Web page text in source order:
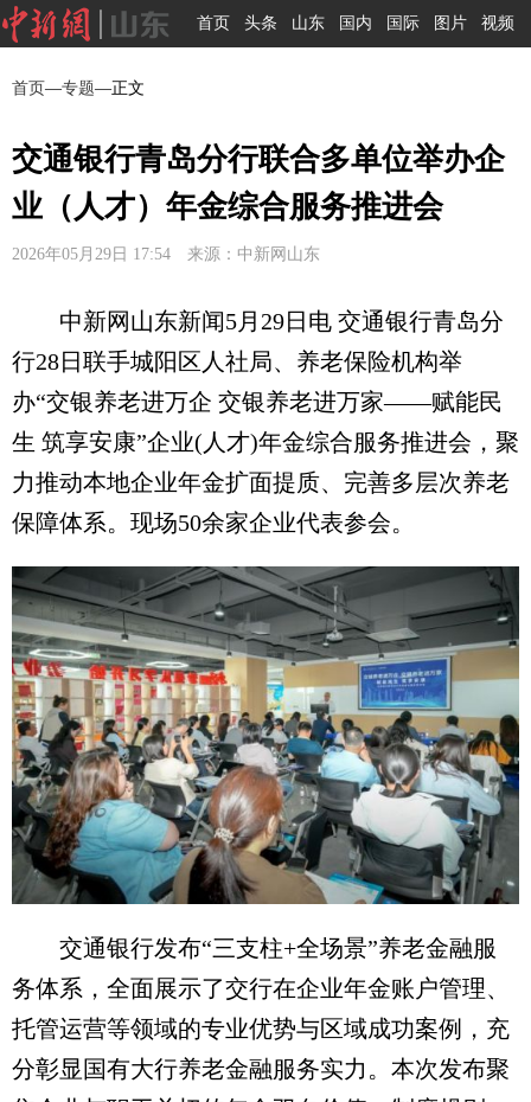
首页 头条 山东 国内 国际 图片 视频
首页—专题—正文
交通银行青岛分行联合多单位举办企
业（人才）年金综合服务推进会
2026年05月29日 17:54 来源：中新网山东
中新网山东新闻5月29日电 交通银行青岛分
行28日联手城阳区人社局、养老保险机构举
办“交银养老进万企 交银养老进万家——赋能民
生 筑享安康”企业(人才)年金综合服务推进会，聚
力推动本地企业年金扩面提质、完善多层次养老
保障体系。现场50余家企业代表参会。
交通银行发布“三支柱+全场景”养老金融服
务体系，全面展示了交行在企业年金账户管理、
托管运营等领域的专业优势与区域成功案例，充
分彰显国有大行养老金融服务实力。本次发布聚